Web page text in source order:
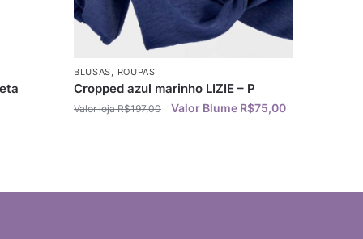
BLUSAS ROUPAS
Cropped azul marinho LIZIE – P
R$197,00 R$75,00